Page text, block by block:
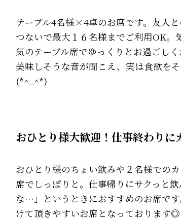
テーブル4名様×4卓のお席です。友人
つないで最大１６名様までご利用OK。
気のテーブル席でゆっくりとお過ごし
美味しそうな音が聞こえ、実は食欲を
(*^_^*)
おひとり様大歓迎！仕事終わりに
おひとり様のちょい飲みや２名様での
席でしっぽりと。仕事帰りにサクっと
な…」というときにおすすめのお席で
けて頂きやすいお席となっております◎